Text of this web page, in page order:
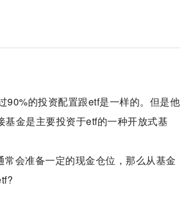
90%的投资配置跟etf是一样的。但是他
金是主要投资于etf的一种开放式基
会准备一定的现金仓位，那么从基金